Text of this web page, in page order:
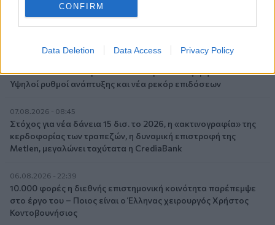
CONFIRM
Data Deletion Data Access Privacy Policy
Ομαδικά Ασφαλιστικά προϊόντα Επαγγελματικής
Συνταξιοδότησης: Νέο πεδίο ανάπτυξης για ασφαλιστικές και
CrediaBank: Οικονομικά Αποτελέσματα A’ Εξαμήνου 2026 -
Υψηλοί ρυθμοί ανάπτυξης και νέα ρεκόρ επιδόσεων
07.08.2026 - 08:45
Στόχος για νέα δάνεια 15 δισ. το 2026, η «ακτινογραφία» της
κερδοφορίας των τραπεζών, η δυναμική επιστροφή της
Metlen, μεγαλώνει ταχύτατα η CrediaBank
06.08.2026 - 22:39
10.000 φορές η διεθνής επιστημονική κοινότητα παρέπεμψε
στο έργο του – Ποιος είναι ο Έλληνας χειρουργός Χρήστος
Κοντοβουνήσιος